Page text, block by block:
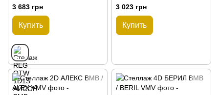
3 683 грн
Купить
3 023 грн
Купить